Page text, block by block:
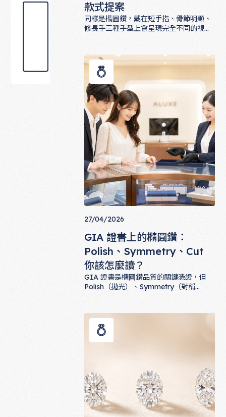
線上預約門市體驗款式提案
同樣是橢圓鑽，戴在短手指、骨節明顯、
修長手三種手型上會呈現完全不同的視覺
設計到主鑽尺寸，全方位幫你找到命定的
橢圓鑽。
27/04/2026
GIA 證書上的橢圓鑽：
Polish、Symmetry、Cut
你該怎麼讀？
GIA 證書是橢圓鑽品質的關鍵憑證，但
Polish（拋光）、Symmetry（對稱
本文逐欄拆解 GIA 證書，幫你讀懂每個
數字背後的真實意涵。